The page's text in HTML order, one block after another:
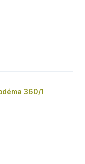
360/1